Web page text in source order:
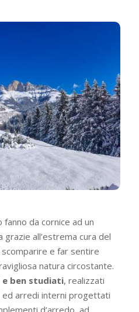
da cornice ad un
all’estrema cura del
e far sentire
natura circostante.
ben studiati, realizzati
ed arredi interni progettati
d’arredo, ad